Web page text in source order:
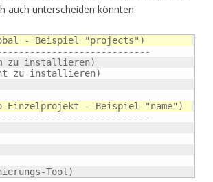
auch unterscheiden könnten.
- Beispiel "projects")
zu installieren)
zu installieren)
Einzelprojekt - Beispiel "name")
Tool)